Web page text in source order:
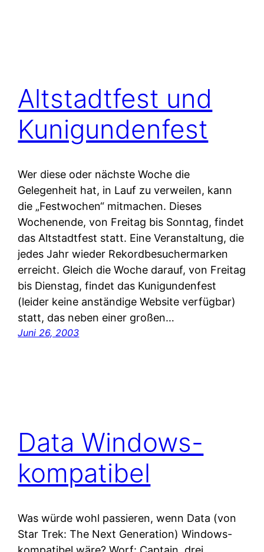
Altstadtfest und
Kunigundenfest
Wer diese oder nächste Woche die
Gelegenheit hat, in Lauf zu verweilen, kann
die „Festwochen“ mitmachen. Dieses
Wochenende, von Freitag bis Sonntag, findet
das Altstadtfest statt. Eine Veranstaltung, die
jedes Jahr wieder Rekordbesuchermarken
erreicht. Gleich die Woche darauf, von Freitag
bis Dienstag, findet das Kunigundenfest
(leider keine anständige Website verfügbar)
statt, das neben einer großen…
Juni 26, 2003
Data Windows-
kompatibel
Was würde wohl passieren, wenn Data (von
Star Trek: The Next Generation) Windows-